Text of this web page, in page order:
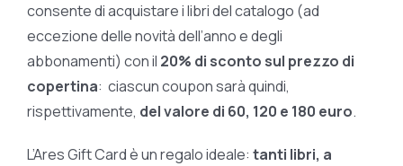
consente di acquistare i libri del catalogo (ad
eccezione delle novità dell’anno e degli
abbonamenti) con il 20% di sconto sul prezzo di
copertina: ciascun coupon sarà quindi,
rispettivamente, del valore di 60, 120 e 180 euro.
L’Ares Gift Card è un regalo ideale: tanti libri, a